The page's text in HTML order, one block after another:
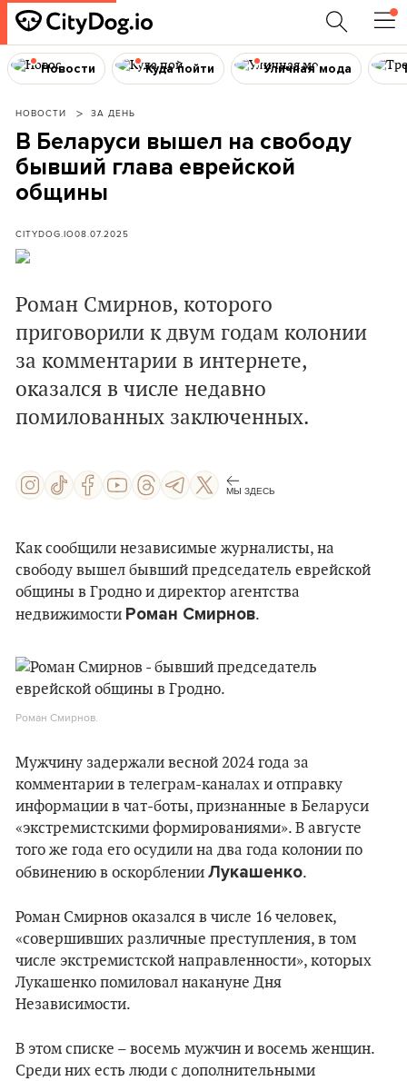
Новости Куда пойти Уличная мода
НОВОСТИ ЗА ДЕНЬ
В Беларуси вышел на свободу
бывший глава еврейской
общины
CITYDOG.IO08.07.2025
Роман Смирнов, которого
приговорили к двум годам колонии
за комментарии в интернете,
оказался в числе недавно
помилованных заключенных.
МЫ ЗДЕСЬ
Как сообщили независимые журналисты, на
свободу вышел бывший председатель еврейской
общины в Гродно и директор агентства
недвижимости Роман Смирнов.
Роман Смирнов.
Мужчину задержали весной 2024 года за
комментарии в телеграм-каналах и отправку
информации в чат-боты, признанные в Беларуси
«экстремистскими формированиями». В августе
того же года его осудили на два года колонии по
обвинению в оскорблении Лукашенко.
Роман Смирнов оказался в числе 16 человек,
«совершивших различные преступления, в том
числе экстремистской направленности», которых
Лукашенко помиловал накануне Дня
Независимости.
В этом списке – восемь мужчин и восемь женщин.
Среди них есть люди с дополнительными